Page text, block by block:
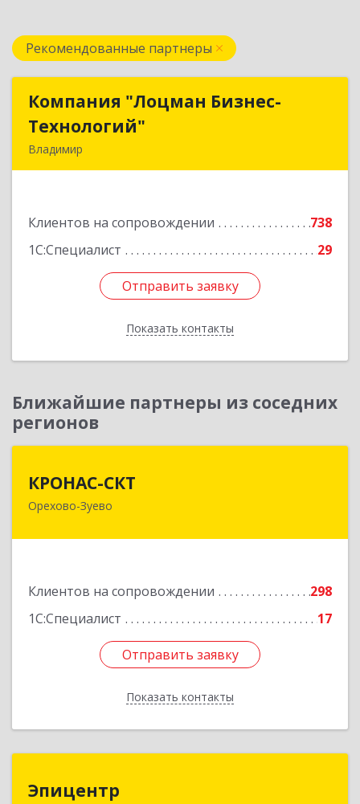
Рекомендованные партнеры
Компания "Лоцман Бизнес-
Технологий"
Владимир
Клиентов на сопровождении
738
1С:Специалист
29
Отправить заявку
Показать контакты
Компания "Лоцман Бизнес-
Подробнее
Отправить заявку
Назад
Ближайшие партнеры из соседних
регионов
КРОНАС-СКТ
Орехово-Зуево
Клиентов на сопровождении
298
1С:Специалист
17
Отправить заявку
Показать контакты
142600, Московская обл, Орехово-Зуево г,
Отправить заявку
Назад
Эпицентр